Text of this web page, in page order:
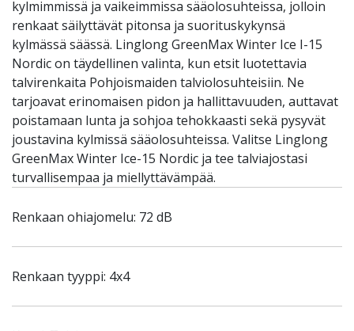
kylmimmissä ja vaikeimmissa sääolosuhteissa, jolloin
renkaat säilyttävät pitonsa ja suorituskykynsä
kylmässä säässä. Linglong GreenMax Winter Ice I-15
Nordic on täydellinen valinta, kun etsit luotettavia
talvirenkaita Pohjoismaiden talviolosuhteisiin. Ne
tarjoavat erinomaisen pidon ja hallittavuuden, auttavat
poistamaan lunta ja sohjoa tehokkaasti sekä pysyvät
joustavina kylmissä sääolosuhteissa. Valitse Linglong
GreenMax Winter Ice-15 Nordic ja tee talviajostasi
turvallisempaa ja miellyttävämpää.
Renkaan ohiajomelu: 72 dB
Renkaan tyyppi: 4x4